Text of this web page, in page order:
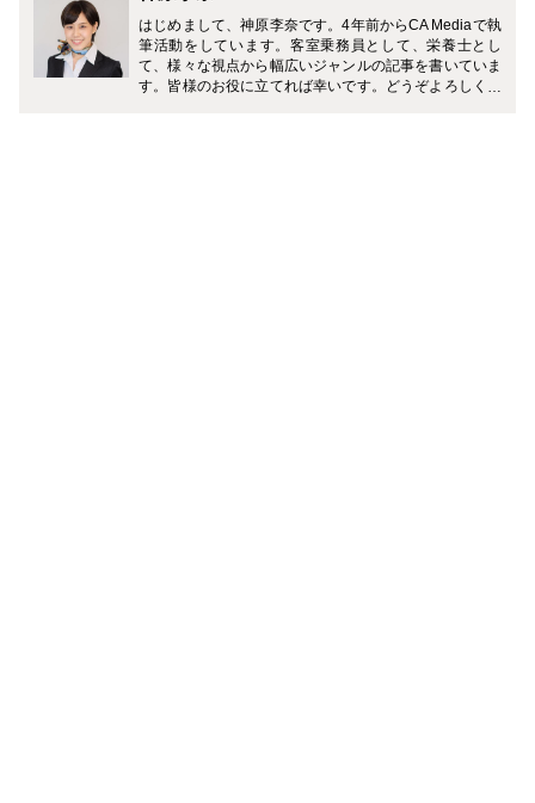
はじめまして、神原李奈です。4年前からCA Mediaで執
筆活動をしています。客室乗務員として、栄養士とし
て、様々な視点から幅広いジャンルの記事を書いていま
す。皆様のお役に立てれば幸いです。どうぞよろしくお